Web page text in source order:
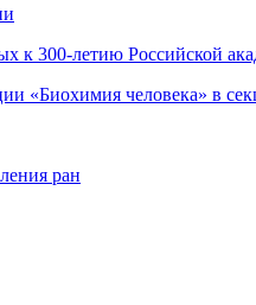
к 300-летию Российской
«Биохимия человека» в
ран